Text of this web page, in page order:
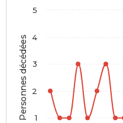
Personnes décédées 1
2
3
4
5